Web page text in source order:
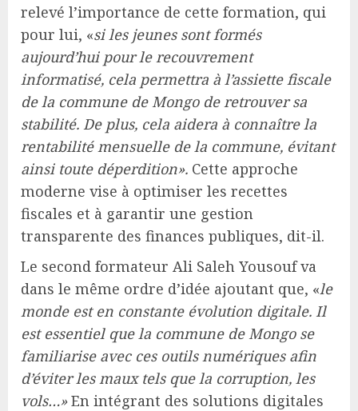
relevé l’importance de cette formation, qui
pour lui, «si les jeunes sont formés
aujourd’hui pour le recouvrement
informatisé, cela permettra à l’assiette fiscale
de la commune de Mongo de retrouver sa
stabilité. De plus, cela aidera à connaître la
rentabilité mensuelle de la commune, évitant
ainsi toute déperdition». Cette approche
moderne vise à optimiser les recettes
fiscales et à garantir une gestion
transparente des finances publiques, dit-il.
Le second formateur Ali Saleh Yousouf va
dans le même ordre d’idée ajoutant que, «le
monde est en constante évolution digitale. Il
est essentiel que la commune de Mongo se
familiarise avec ces outils numériques afin
d’éviter les maux tels que la corruption, les
vols…»En intégrant des solutions digitales